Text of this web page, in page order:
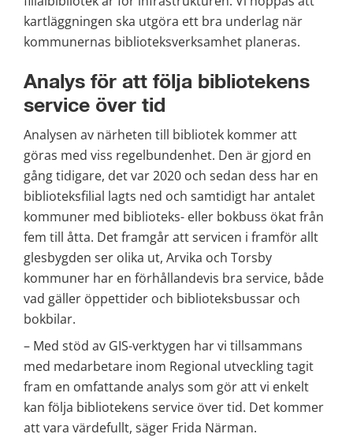
kartläggningen ska utgöra ett bra underlag när
kommunernas biblioteksverksamhet planeras.
Analys för att följa bibliotekens
service över tid
Analysen av närheten till bibliotek kommer att
göras med viss regelbundenhet. Den är gjord en
gång tidigare, det var 2020 och sedan dess har en
biblioteksfilial lagts ned och samtidigt har antalet
kommuner med biblioteks- eller bokbuss ökat från
fem till åtta. Det framgår att servicen i framför allt
glesbygden ser olika ut, Arvika och Torsby
kommuner har en förhållandevis bra service, både
vad gäller öppettider och biblioteksbussar och
bokbilar.
– Med stöd av GIS-verktygen har vi tillsammans
med medarbetare inom Regional utveckling tagit
fram en omfattande analys som gör att vi enkelt
kan följa bibliotekens service över tid. Det kommer
att vara värdefullt, säger Frida Närman.